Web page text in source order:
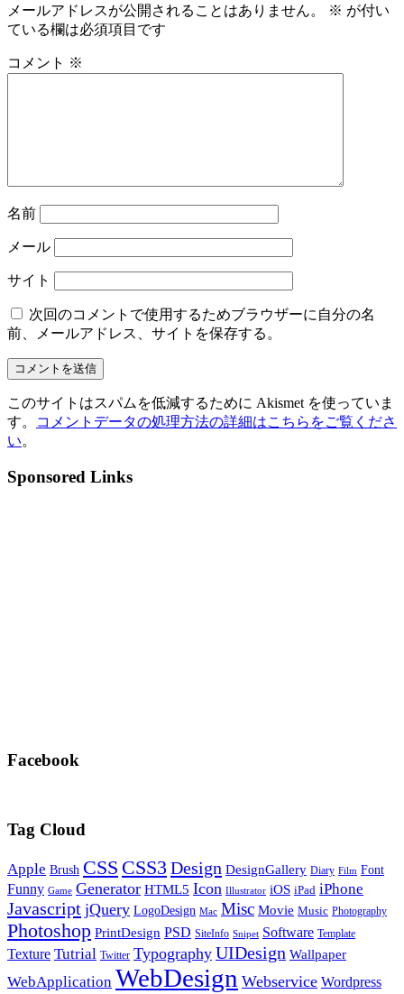
メールアドレスが公開されることはありません。 ※ が付い
ている欄は必須項目です
コメント ※
名前
メール
サイト
次回のコメントで使用するためブラウザーに自分の名
前、メールアドレス、サイトを保存する。
このサイトはスパムを低減するために Akismet を使っていま
す。
コメントデータの処理方法の詳細はこちらをご覧くださ
い。
Sponsored Links
Facebook
Tag Cloud
Apple Brush CSS CSS3 Design DesignGallery Diary Film Font
Funny Game Generator HTML5 Icon Illustrator iOS iPad iPhone
Javascript jQuery LogoDesign Mac Misc Movie Music Photography
Photoshop PrintDesign PSD SiteInfo Snipet Software Template
Texture Tutrial Twitter Typography UIDesign Wallpaper
WebApplication WebDesign Webservice Wordpress